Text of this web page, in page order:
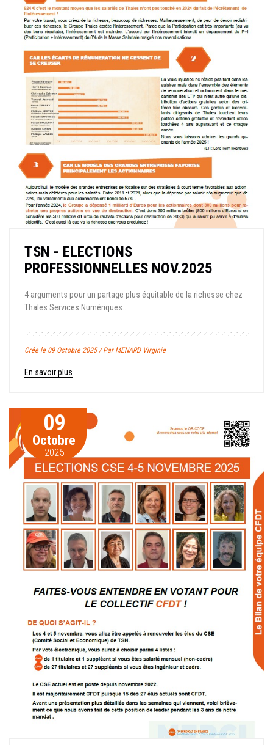
TSN - ELECTIONS
PROFESSIONNELLES NOV.2025
4 arguments pour un partage plus équitable de la richesse chez
Thales Services Numériques...
Crée le 09 Octobre 2025 / Par MENARD Virginie
En savoir plus
09
Octobre
2025